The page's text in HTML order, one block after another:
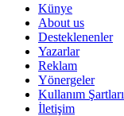
Künye
About us
Desteklenenler
Yazarlar
Reklam
Yönergeler
Kullanım Şartları
İletişim